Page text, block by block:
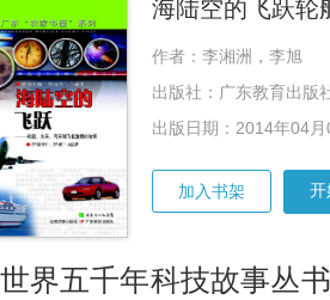
作者：李湘洲，李旭
出版社：广东教育出版
出版日期：2014年04月
加入书架 开
世界五千年科技故事丛